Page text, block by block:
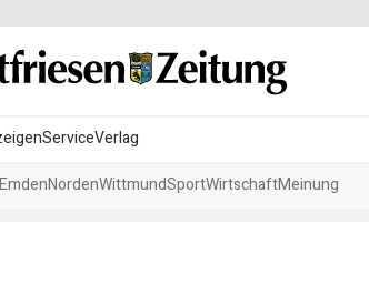
ServiceVerlag
EmdenNordenWittmundSportWirtschaftMeinung